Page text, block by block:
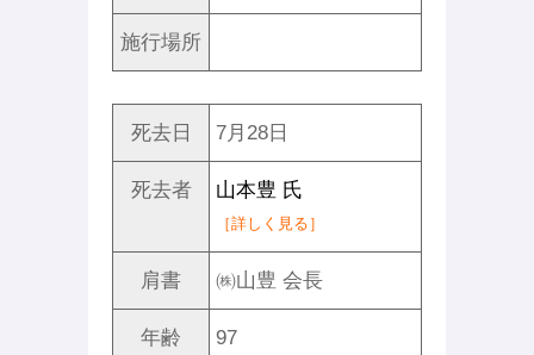
施行場所
死去日 7月28日
死去者 山本豊 氏
［詳しく見る］
肩書 ㈱山豊 会長
年齢 97